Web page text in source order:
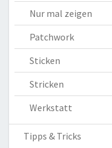
Nur mal zeigen
Patchwork
Sticken
Stricken
Werkstatt
Tipps & Tricks